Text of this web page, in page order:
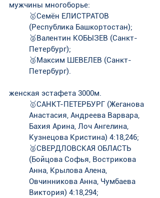
мужчины многоборье:
🥇Семён ЕЛИСТРАТОВ
(Республика Башкортостан);
🥈Валентин КОБЫЗЕВ (Санкт-
Петербург);
🥉Максим ШЕВЕЛЕВ (Санкт-
Петербург).
женская эстафета 3000м.
🥇САНКТ-ПЕТЕРБУРГ (Жеганова
Анастасия, Андреева Варвара,
Бахия Арина, Лоч Ангелина,
Кузнецова Кристина) 4:18,246;
🥈СВЕРДЛОВСКАЯ ОБЛАСТЬ
(Бойцова Софья, Вострикова
Анна, Крылова Алена,
Овчинникова Анна, Чумбаева
Виктория) 4:18,294;